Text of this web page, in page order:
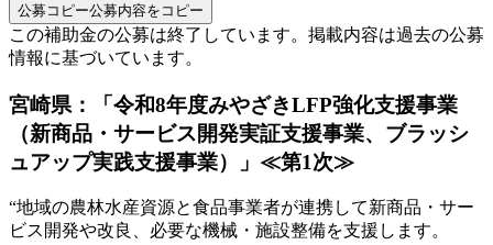
公募コピー公募内容をコピー
この補助金の公募は終了しています。 掲載内容は過去の公募
情報に基づいています。
宮崎県：「令和8年度みやざきLFP強化支援事業
（新商品・サービス開発実証支援事業、ブラッシ
ュアップ実践支援事業）」≪第1次≫
“地域の農林水産資源と食品事業者が連携して新商品・サー
ビス開発や改良、必要な機械・施設整備を支援します。